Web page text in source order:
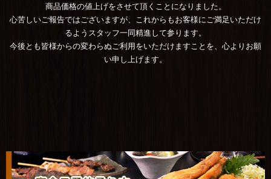
商品価格の値上げをさせて頂くことになりました。
心苦しいご報告ではございますが、これからもお客様にご満足いただけ
るようスタッフ一同精進して参ります。
今後とも皆様からの変わらぬご利用をいただけますことを、心よりお願
い申し上げます。